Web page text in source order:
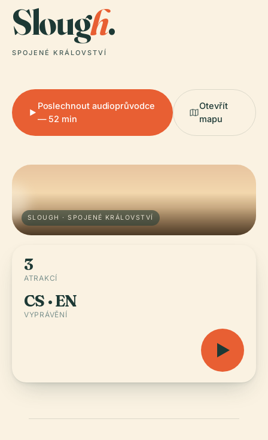
Slough.
SPOJENÉ KRÁLOVSTVÍ
Poslechnout audioprůvodce
— 52 min
Otevřít
mapu
SLOUGH · SPOJENÉ KRÁLOVSTVÍ
3
ATRAKCÍ
CS · EN
VYPRÁVĚNÍ